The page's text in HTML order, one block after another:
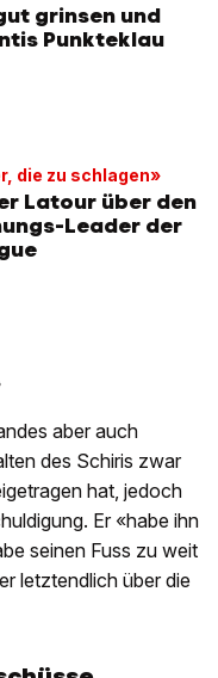
grinsen und
Punkteklau
die zu schlagen»
Latour über den
Leader der
aber auch
des Schiris zwar
hat, jedoch
Er «habe ihn
seinen Fuss zu weit
letztendlich über die